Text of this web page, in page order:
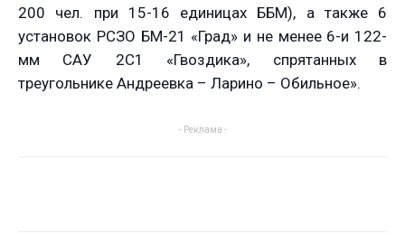
200 чел. при 15-16 единицах ББМ), а также 6
установок РСЗО БМ-21 «Град» и не менее 6-и 122-
мм САУ 2С1 «Гвоздика», спрятанных в
треугольнике Андреевка – Ларино – Обильное».
- Реклама -